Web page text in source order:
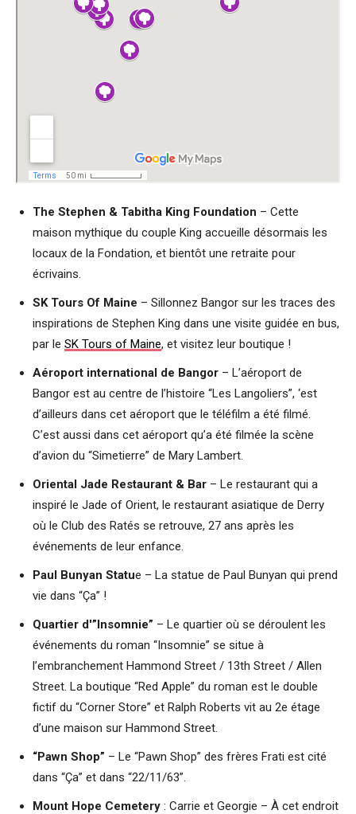
The Stephen & Tabitha King Foundation – Cette
maison mythique du couple King accueille désormais les
locaux de la Fondation, et bientôt une retraite pour
écrivains.
SK Tours Of Maine – Sillonnez Bangor sur les traces des
inspirations de Stephen King dans une visite guidée en bus,
par le SK Tours of Maine, et visitez leur boutique !
Aéroport international de Bangor – L’aéroport de
Bangor est au centre de l’histoire “Les Langoliers”, ‘est
d’ailleurs dans cet aéroport que le téléfilm a été filmé.
C’est aussi dans cet aéroport qu’a été filmée la scène
d’avion du “Simetierre” de Mary Lambert.
Oriental Jade Restaurant & Bar – Le restaurant qui a
inspiré le Jade of Orient, le restaurant asiatique de Derry
où le Club des Ratés se retrouve, 27 ans après les
événements de leur enfance.
Paul Bunyan Statue – La statue de Paul Bunyan qui prend
vie dans “Ça” !
Quartier d'”Insomnie” – Le quartier où se déroulent les
événements du roman “Insomnie” se situe à
l’embranchement Hammond Street / 13th Street / Allen
Street. La boutique “Red Apple” du roman est le double
fictif du “Corner Store” et Ralph Roberts vit au 2e étage
d’une maison sur Hammond Street.
“Pawn Shop” – Le “Pawn Shop” des frères Frati est cité
dans “Ça” et dans “22/11/63”.
Mount Hope Cemetery : Carrie et Georgie – À cet endroit